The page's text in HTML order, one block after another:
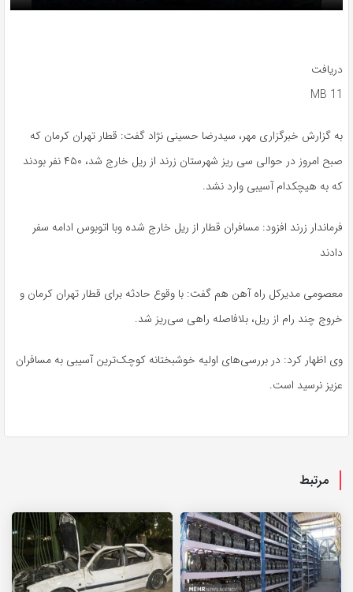
دریافت
11 MB
به گزارش خبرگزاری مهر، سیدرضا حسینی نژاد گفت: قطار تهران کرمان که
صبح امروز در حوالی سی ریز شهرستان زرند از ریل خارج شد، ۴۵۰ نفر بودند
که به هیچکدام آسیبی وارد نشد.
فرماندار زرند افزود: مسافران قطار از ریل خارج شده وبا اتوبوس ادامه سفر
دادند
معصومی مدیرکل راه آهن هم گفت: با وقوع حادثه برای قطار تهران کرمان و
خروج چند رام از ریل، بلافاصله راهی سی‌ریز شد.
وی اظهار کرد: در بررسی‌های اولیه خوشبختانه کوچک‌ترین آسیبی به مسافران
عزیز نرسید است.
مرتبط